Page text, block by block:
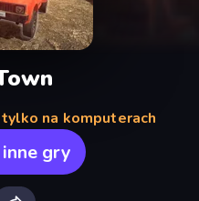
na komputerach
inne gry